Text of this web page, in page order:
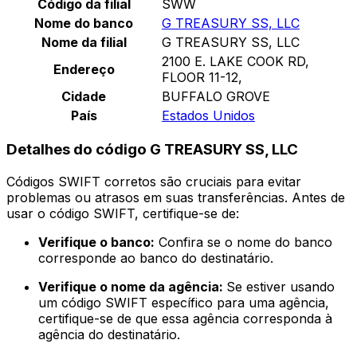
Código da filial
SWW
Nome do banco
G TREASURY SS, LLC
Nome da filial
G TREASURY SS, LLC
Endereço
2100 E. LAKE COOK RD,
FLOOR 11-12,
Cidade
BUFFALO GROVE
País
Estados Unidos
Detalhes do código G TREASURY SS, LLC
Códigos SWIFT corretos são cruciais para evitar
problemas ou atrasos em suas transferências. Antes de
usar o código SWIFT, certifique-se de:
Verifique o banco: Confira se o nome do banco
corresponde ao banco do destinatário.
Verifique o nome da agência: Se estiver usando
um código SWIFT específico para uma agência,
certifique-se de que essa agência corresponda à
agência do destinatário.